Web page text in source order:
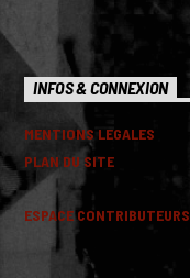
INFOS & CONNEXION
MENTIONS LEGALES
PLAN DU SITE
ESPACE CONTRIBUTEURS